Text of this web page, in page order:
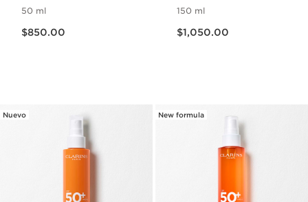
50 ml
$850.00
150 ml
$1,050.00
Nuevo New formula